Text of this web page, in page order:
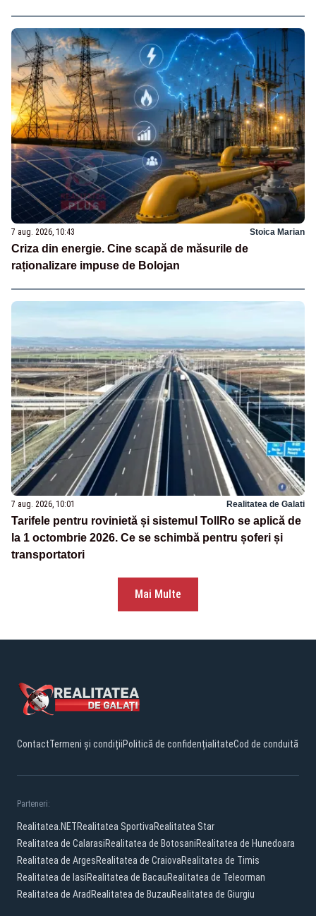
7 aug. 2026, 10:43 Stoica Marian
Criza din energie. Cine scapă de măsurile de
raționalizare impuse de Bolojan
7 aug. 2026, 10:01 Realitatea de Galati
Tarifele pentru rovinietă și sistemul TollRo se aplică de
la 1 octombrie 2026. Ce se schimbă pentru șoferi și
transportatori
Mai Multe
ContactTermeni și condițiiPolitică de confidențialitateCod de conduită
Parteneri:
Realitatea.NETRealitatea SportivaRealitatea Star
Realitatea de CalarasiRealitatea de BotosaniRealitatea de Hunedoara
Realitatea de ArgesRealitatea de CraiovaRealitatea de Timis
Realitatea de IasiRealitatea de BacauRealitatea de Teleorman
Realitatea de Arad Realitatea de BuzauRealitatea de Giurgiu